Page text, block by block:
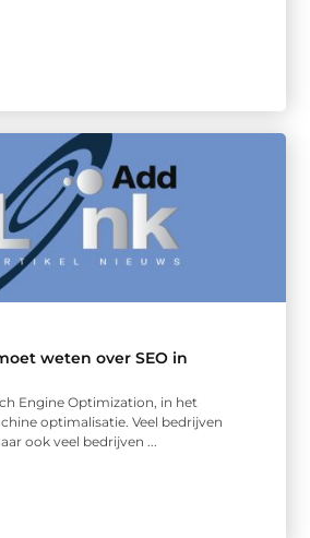
weten over SEO in
Engine Optimization, in het
optimalisatie. Veel bedrijven
ook veel bedrijven ...